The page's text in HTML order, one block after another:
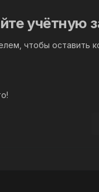
учётную
чтобы оставить